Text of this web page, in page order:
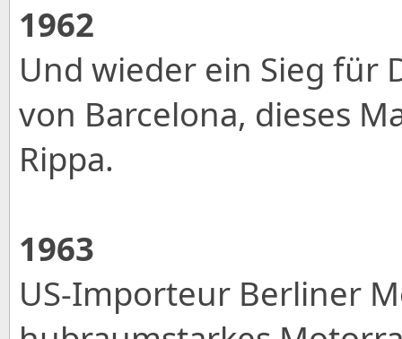
1962
Und wieder ein Sieg für
von Barcelona, dieses
Rippa.
1963
US-Importeur Berliner